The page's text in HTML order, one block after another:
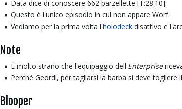
Data dice di conoscere 662 barzellette [T:28:10].
Questo è l'unico episodio in cui non appare Worf.
Vediamo per la prima volta l'holodeck disattivo e
Note
È molto strano che l'equipaggio dell'Enterprise
Perché Geordi, per tagliarsi la barba si deve togliere
Blooper